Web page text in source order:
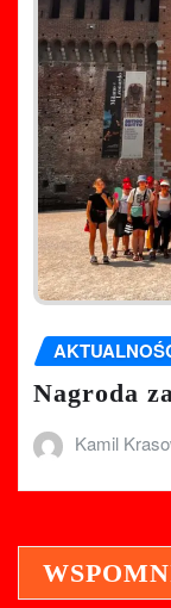
Nagroda
Kamil